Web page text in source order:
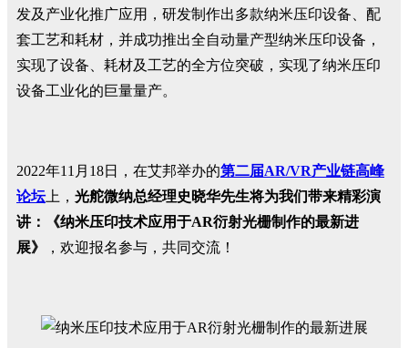
发及产业化推广应用，研发制作出多款纳米压印设备、配
套工艺和耗材，并成功推出全自动量产型纳米压印设备，
实现了设备、耗材及工艺的全方位突破，实现了纳米压印
设备工业化的巨量量产。
2022年11月18日，在艾邦举办的第二届AR/VR产业链高峰
论坛上， 光舵微纳总经理史晓华先生将为我们带来精彩演
讲：
《纳米压印技术应用于AR衍射光栅制作的最新进
展》
，欢迎报名参与，共同交流！